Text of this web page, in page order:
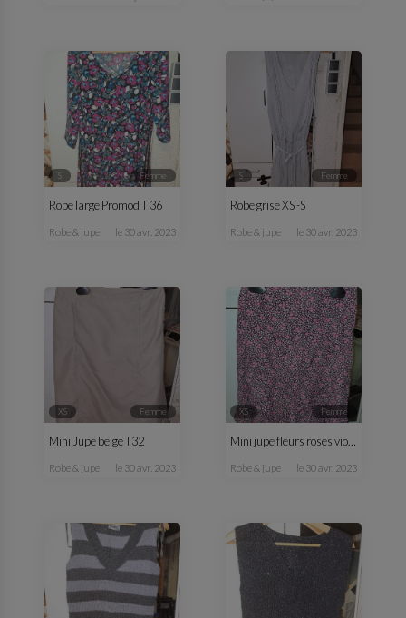
S femme
Robe large Promod T 36
robe & jupe le 30 avr. 2023
S femme
Robe grise XS -S
robe & jupe le 30 avr. 2023
XS femme
Mini Jupe beige T32
robe & jupe le 30 avr. 2023
XS femme
Mini jupe fleurs roses violette T34
robe & jupe le 30 avr. 2023